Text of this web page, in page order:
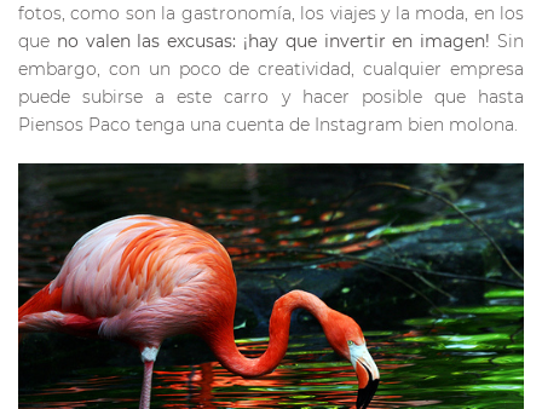
fotos, como son la gastronomía, los viajes y la moda, en los
que no valen las excusas: ¡hay que invertir en imagen! Sin
embargo, con un poco de creatividad, cualquier empresa
puede subirse a este carro y hacer posible que hasta
Piensos Paco tenga una cuenta de Instagram bien molona.